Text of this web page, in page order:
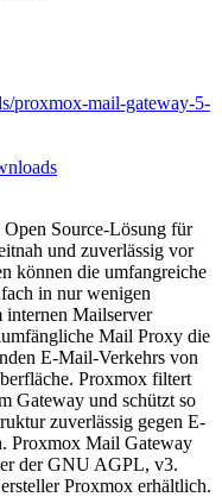
proxmox-mail-gateway-5-
Source-Lösung für
und zuverlässig vor
können die umfangreiche
in nur wenigen
Mailserver
Mail Proxy die
E-Mail-Verkehrs von
Proxmox filtert
Gateway und schützt so
zuverlässig gegen E-
Proxmox Mail Gateway
der GNU AGPL, v3.
Proxmox erhältlich.